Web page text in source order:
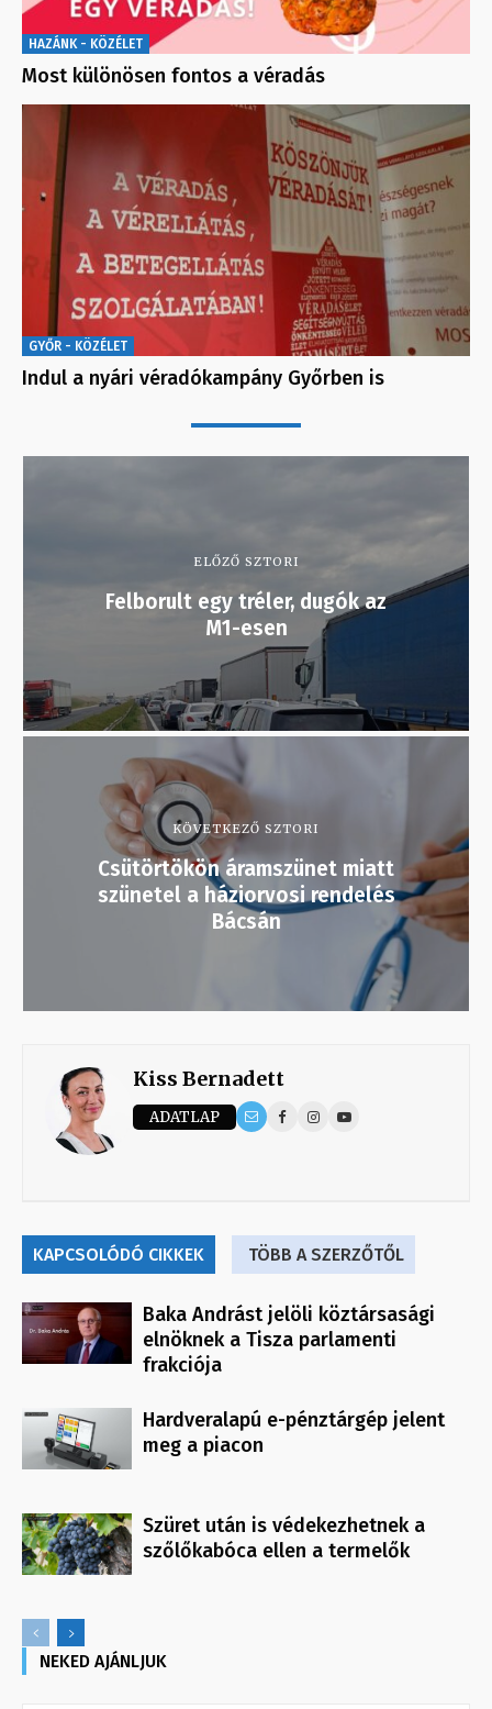
HAZÁNK - KÖZÉLET
Most különösen fontos a véradás
GYŐR - KÖZÉLET
Indul a nyári véradókampány Győrben is
ELŐZŐ SZTORI
Felborult egy tréler, dugók az
M1-esen
KÖVETKEZŐ SZTORI
Csütörtökön áramszünet miatt
szünetel a háziorvosi rendelés
Bácsán
Kiss Bernadett
ADATLAP
KAPCSOLÓDÓ CIKKEK TÖBB A SZERZŐTŐL
Baka Andrást jelöli köztársasági
elnöknek a Tisza parlamenti
frakciója
Hardveralapú e-pénztárgép jelent
meg a piacon
Szüret után is védekezhetnek a
szőlőkabóca ellen a termelők
NEKED AJÁNLJUK